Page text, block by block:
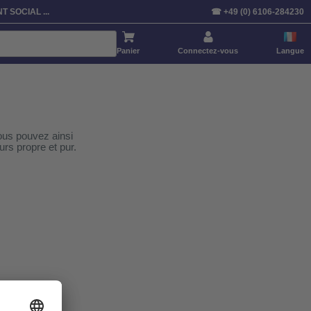
SOCIAL ... ☎ +49 (0) 6106-284230
Panier Connectez-vous Langue
pouvez ainsi
propre et pur.